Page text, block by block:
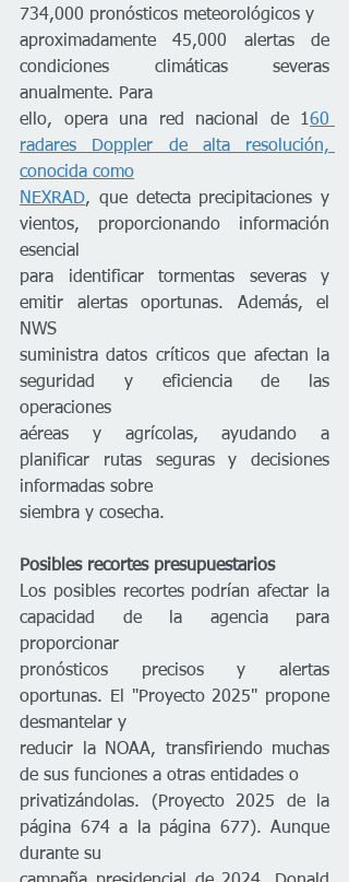
734,000 pronósticos meteorológicos y
aproximadamente 45,000 alertas de
condiciones climáticas severas
anualmente. Para
ello, opera una red nacional de 160
radares Doppler de alta resolución,
conocida como
NEXRAD, que detecta precipitaciones y
vientos, proporcionando información
esencial
para identificar tormentas severas y
emitir alertas oportunas. Además, el
NWS
suministra datos críticos que afectan la
seguridad y eficiencia de las
operaciones
aéreas y agrícolas, ayudando a
planificar rutas seguras y decisiones
informadas sobre
siembra y cosecha.
Posibles recortes presupuestarios
Los posibles recortes podrían afectar la
capacidad de la agencia para
proporcionar
pronósticos precisos y alertas
oportunas. El "Proyecto 2025" propone
desmantelar y
reducir la NOAA, transfiriendo muchas
de sus funciones a otras entidades o
privatizándolas. (Proyecto 2025 de la
página 674 a la página 677). Aunque
durante su